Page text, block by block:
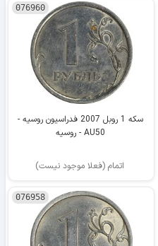
076960
سکه 1 روبل 2007 فدراسیون روسیه -
AU50 - روسیه
اتمام (فعلا موجود نیست)
076958